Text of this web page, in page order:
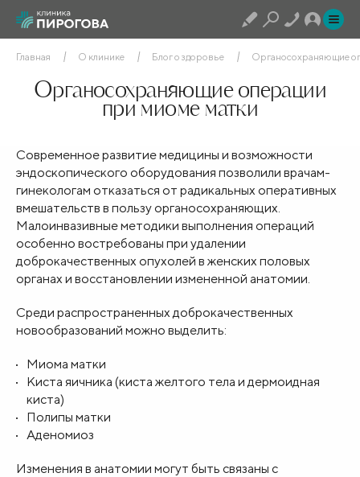
Главная О клинике Блог о здоровье Органосохраняющие
Органосохраняющие операции
при миоме матки
Современное развитие медицины и возможности
эндоскопического оборудования позволили врачам-
гинекологам отказаться от радикальных оперативных
вмешательств в пользу органосохраняющих.
Малоинвазивные методики выполнения операций
особенно востребованы при удалении
доброкачественных опухолей в женских половых
органах и восстановлении измененной анатомии.
Среди распространенных доброкачественных
новообразований можно выделить:
Миома матки
Киста яичника (киста желтого тела и дермоидная
киста)
Полипы матки
Аденомиоз
Изменения в анатомии могут быть связаны с